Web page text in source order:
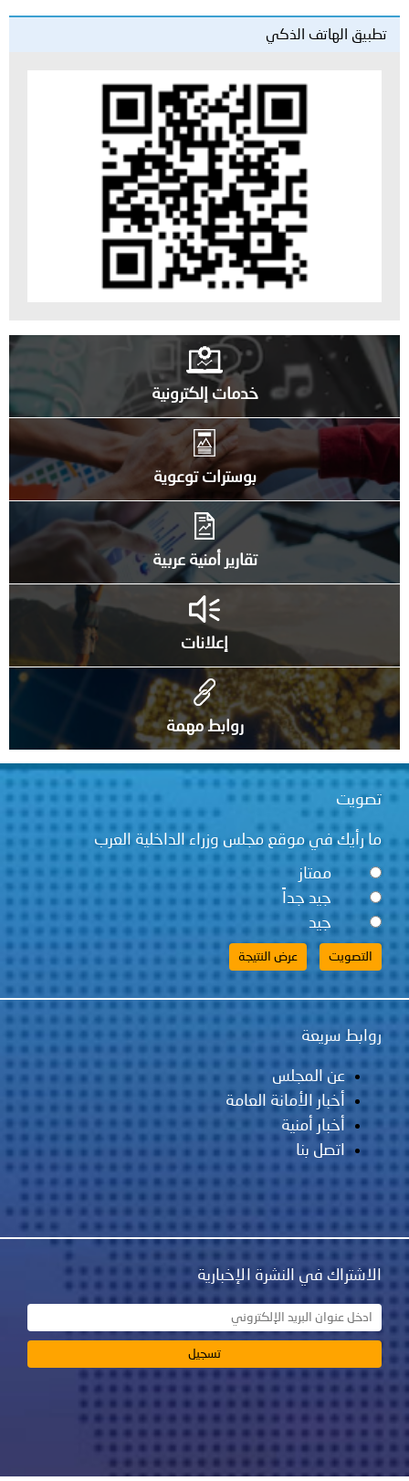
تطبيق الهاتف الذكي
خدمات إلكترونية
بوسترات توعوية
تقارير أمنية عربية
إعلانات
روابط مهمة
تصويت
ما رأيك في موقع مجلس وزراء الداخلية العرب
ممتاز
جيد جداً
جيد
روابط سريعة
عن المجلس
أخبار الأمانة العامة
أخبار أمنية
اتصل بنا
الاشتراك في النشرة الإخبارية